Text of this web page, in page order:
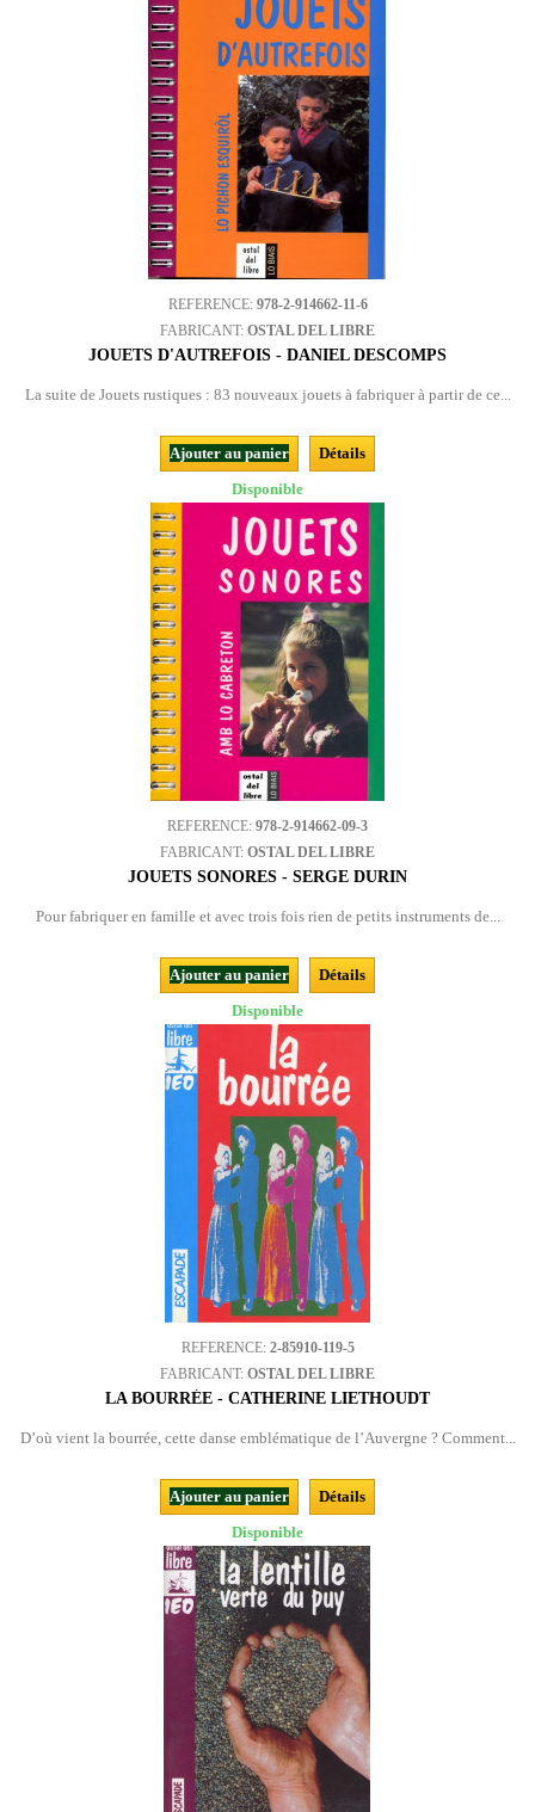
REFERENCE: 978-2-914662-11-6
FABRICANT: OSTAL DEL LIBRE
JOUETS D'AUTREFOIS - DANIEL DESCOMPS
La suite de Jouets rustiques : 83 nouveaux jouets à fabriquer à partir de ce...
Ajouter au panier
Détails
Disponible
REFERENCE: 978-2-914662-09-3
FABRICANT: OSTAL DEL LIBRE
JOUETS SONORES - SERGE DURIN
Pour fabriquer en famille et avec trois fois rien de petits instruments de...
Ajouter au panier
Détails
Disponible
REFERENCE: 2-85910-119-5
FABRICANT: OSTAL DEL LIBRE
LA BOURRÉE - CATHERINE LIETHOUDT
D’où vient la bourrée, cette danse emblématique de l’Auvergne ? Comment...
Ajouter au panier
Détails
Disponible